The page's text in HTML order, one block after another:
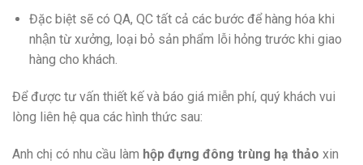
Đặc biệt sẽ có QA, QC tất cả các bước để hàng hóa khi
nhận từ xưởng, loại bỏ sản phẩm lỗi hỏng trước khi giao
hàng cho khách.
Để được tư vấn thiết kế và báo giá miễn phí, quý khách vui
lòng liên hệ qua các hình thức sau:
Anh chị có nhu cầu làm hộp đựng đông trùng hạ thảo xin